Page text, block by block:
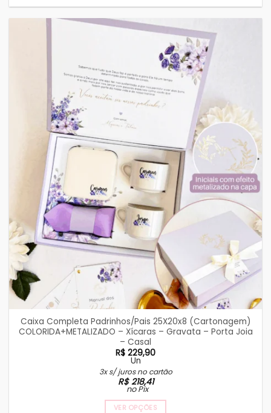
Caixa Completa Padrinhos/Pais 25X20x8 (Cartonagem)
COLORIDA+METALIZADO – Xícaras – Gravata – Porta Joia
– Casal
R$ 229,90
Un
3x s/ juros no cartão
R$218,41
no Pix
VER OPÇÕES